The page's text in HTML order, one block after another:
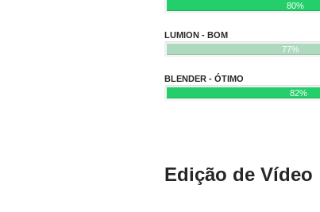
80%
LUMION - BOM
77%
BLENDER - ÓTIMO
82%
Edição de Vídeo